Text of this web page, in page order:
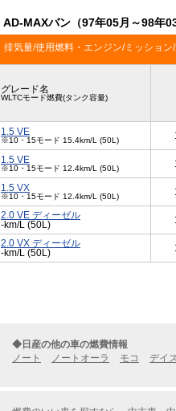
AD-MAXバン（97年05月～98年
排気量/使用燃料・エンジン/ミッション
グレード名
WLTCモード燃費(タンク容量)
1.5 VE
※10・15モード 15.4km/L (50L)
1.5 VE
※10・15モード 12.4km/L (50L)
1.5 VX
※10・15モード 12.4km/L (50L)
2.0 VE ディーゼル
-km/L (50L)
2.0 VX ディーゼル
-km/L (50L)
◆日産の他の車の燃費情報
ノート
ノートオーラ モコ デイ